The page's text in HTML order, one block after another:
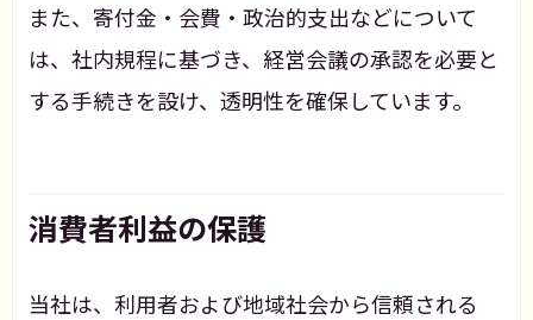
また、寄付金・会費・政治的支出などについて
は、社内規程に基づき、経営会議の承認を必要と
する手続きを設け、透明性を確保しています。
消費者利益の保護
当社は、利用者および地域社会から信頼される